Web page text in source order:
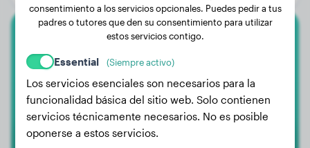
Cocker Spaniel
Beer
consentimiento a los servicios opcionales. Puedes pedir a tus
padres o tutores que den su consentimiento para utilizar
estos servicios contigo.
Essential (Siempre activo)
Los servicios esenciales son necesarios para la
funcionalidad básica del sitio web. Solo contienen
servicios técnicamente necesarios. No es posible
oponerse a estos servicios.